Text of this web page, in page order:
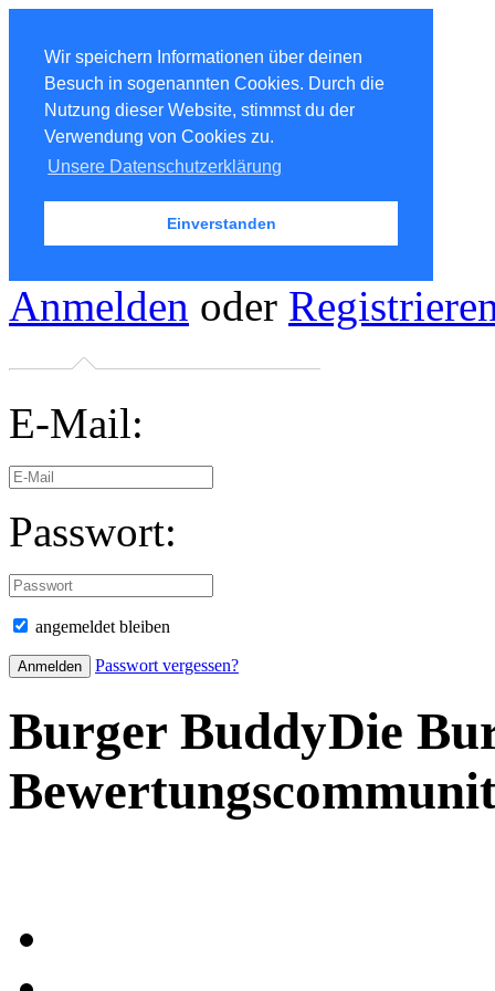
Wir speichern Informationen über deinen
Besuch in sogenannten Cookies. Durch die
Nutzung dieser Website, stimmst du der
Verwendung von Cookies zu.
Unsere Datenschutzerklärung
Einverstanden
Anmelden oder
E-Mail:
Passwort:
angemeldet bleiben
Passwort vergessen?
Burger BuddyDie